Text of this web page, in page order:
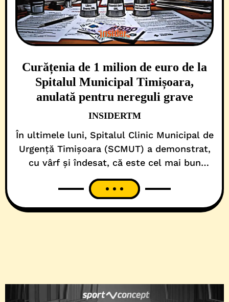
Curățenia de 1 milion de euro de la
Spitalul Municipal Timișoara,
anulată pentru nereguli grave
INSIDERTM
În ultimele luni, Spitalul Clinic Municipal de
Urgență Timișoara (SCMUT) a demonstrat,
cu vârf și îndesat, că este cel mai bun
contraexemplu de administrație sanitară,
girată de USR. Și asta pentru că, cel puțin
în ultimele 90 de zile, nu există concursuri